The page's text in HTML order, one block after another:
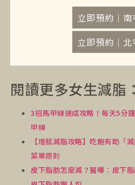
立即預約｜南
立即預約｜北
閱讀更多女生減脂：
3招馬甲線速成攻略！每天5分
甲線
【增肌減脂攻略】吃飽有助「
菜單原則
皮下脂肪怎麼減？醫曝：皮下